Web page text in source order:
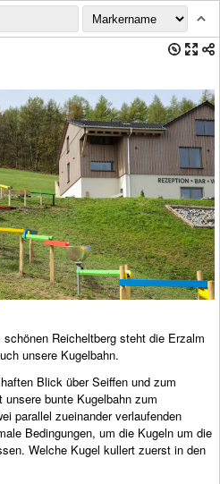
14, 09548 Seiffen
schönen Reicheltberg steht die Erzalm
unsere Kugelbahn.
Blick über Seiffen und zum
unsere bunte Kugelbahn zum
parallel zueinander verlaufenden
Bedingungen, um die Kugeln um die
Welche Kugel kullert zuerst in den